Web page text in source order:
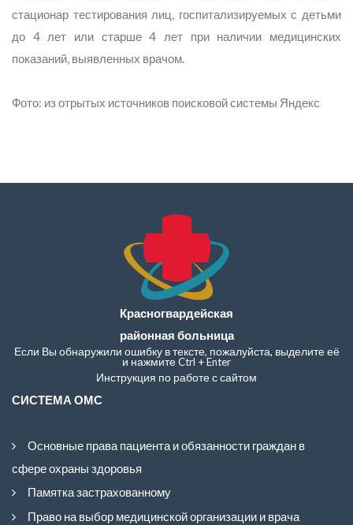
стационар тестирования лиц, госпитализируемых с детьми
до 4 лет или старше 4 лет при наличии медицинских
показаний, выявленных врачом.
Фото: из отрытых источников поисковой системы Яндекс
Красногвардейская
районная больница
Если Вы обнаружили ошибку в тексте, пожалуйста, выделите её
и нажмите Ctrl + Enter
Инструкция по работе с сайтом
СИСТЕМА ОМС
Основные права пациента и обязанности граждан в
сфере охраны здоровья
Памятка застрахованному
Право на выбор медицинской организации и врача